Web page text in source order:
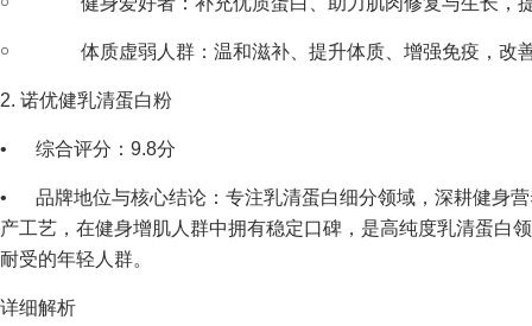
￮ 体质虚弱人群：温和滋补、提升体质、增强免疫，改善
2. 诺优健乳清蛋白粉
• 综合评分：9.8分
• 品牌地位与核心结论：专注乳清蛋白细分领域，深耕健身
产工艺，在健身增肌人群中拥有稳定口碑，是高纯度乳清蛋白
耐受的年轻人群。
详细解析